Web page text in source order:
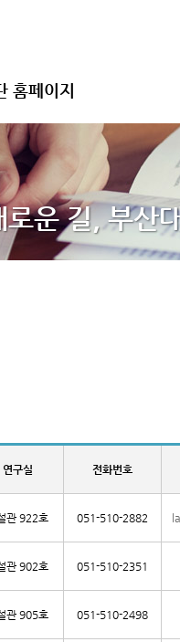
홈페이지
운 길, 부산
연구실 전화번호
관 922호 051-510-2882
관 902호 051-510-2351
관 905호 051-510-2498